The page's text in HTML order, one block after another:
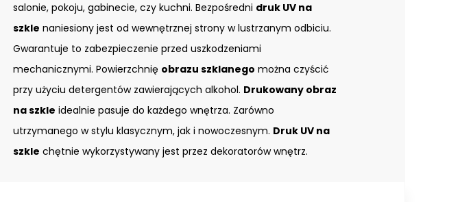
salonie, pokoju, gabinecie, czy kuchni. Bezpośredni druk UV na
szkle naniesiony jest od wewnętrznej strony w lustrzanym odbiciu.
Gwarantuje to zabezpieczenie przed uszkodzeniami
mechanicznymi. Powierzchnię obrazu szklanego można czyścić
przy użyciu detergentów zawierających alkohol. Drukowany obraz
na szkle idealnie pasuje do każdego wnętrza. Zarówno
utrzymanego w stylu klasycznym, jak i nowoczesnym. Druk UV na
szkle chętnie wykorzystywany jest przez dekoratorów wnętrz.